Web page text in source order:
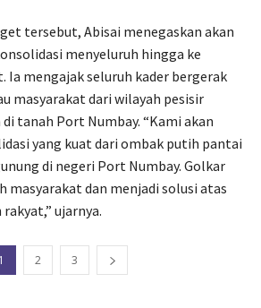
tersebut, Abisai menegaskan akan
menyeluruh hingga ke
mengajak seluruh kader bergerak
masyarakat dari wilayah pesisir
tanah Port Numbay. “Kami akan
yang kuat dari ombak putih pantai
di negeri Port Numbay. Golkar
masyarakat dan menjadi solusi atas
ujarnya.
1 2 3